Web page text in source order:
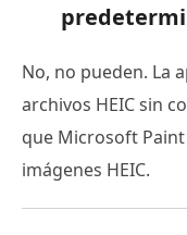
No, no pueden. La
archivos HEIC sin
que Microsoft
imágenes HEIC.